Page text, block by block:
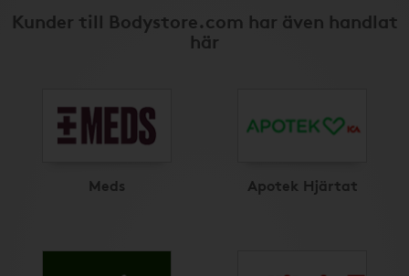
Kunder till Bodystore.com har även handlat
här
Meds Apotek Hjärtat